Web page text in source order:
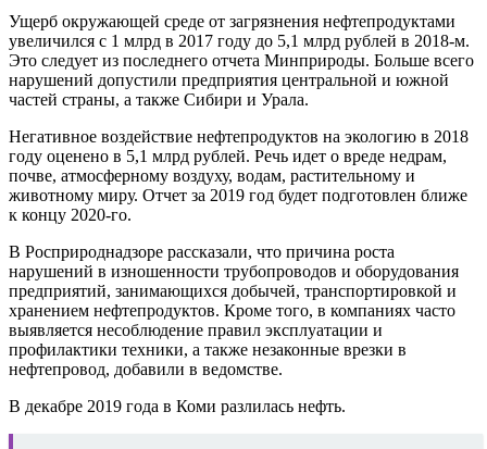
Ущерб окружающей среде от загрязнения нефтепродуктами
увеличился с 1 млрд в 2017 году до 5,1 млрд рублей в 2018-м.
Это следует из последнего отчета Минприроды. Больше всего
нарушений допустили предприятия центральной и южной
частей страны, а также Сибири и Урала.
Негативное воздействие нефтепродуктов на экологию в 2018
году оценено в 5,1 млрд рублей. Речь идет о вреде недрам,
почве, атмосферному воздуху, водам, растительному и
животному миру. Отчет за 2019 год будет подготовлен ближе
к концу 2020-го.
В Росприроднадзоре рассказали, что причина роста
нарушений в изношенности трубопроводов и оборудования
предприятий, занимающихся добычей, транспортировкой и
хранением нефтепродуктов. Кроме того, в компаниях часто
выявляется несоблюдение правил эксплуатации и
профилактики техники, а также незаконные врезки в
нефтепровод, добавили в ведомстве.
В декабре 2019 года в Коми разлилась нефть.